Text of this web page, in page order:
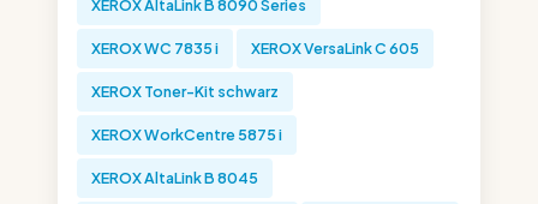
XEROX AltaLink B 8090 Series
XEROX WC 7835 i XEROX VersaLink C 605
XEROX Toner-Kit schwarz
XEROX WorkCentre 5875 i
XEROX AltaLink B 8045